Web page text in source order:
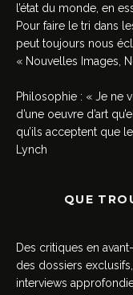
l’état du monde, en
Pour faire le tri dans
peut toujours nous
« Nouvelles Images,
Philosophie : « Je ne
d’une oeuvre d’art
qu’ils acceptent que
Lynch
QUE
Des critiques en
des dossiers
interviews